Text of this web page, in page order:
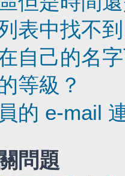
表中找不
自己的名
等級？
的 e-mail
問題